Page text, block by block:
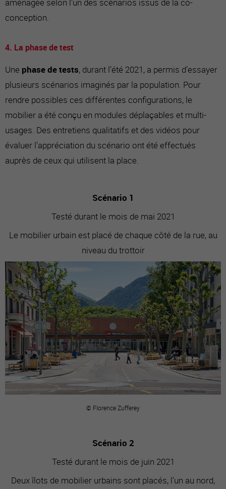
conception.
4. La phase de test
Une phase de tests, durant l’été 2021, a permis d’essayer
plusieurs scénarios imaginés par la population. Pour
rendre possibles ces différentes configurations, le
mobilier a été conçu en modules déplaçables et multi-
usages. Des entretiens qualitatifs et des vidéos pour
évaluer l'appréciation du scénario ont été effectués
auprès de ceux qui utilisent la place.
Scénario 1
Testé durant le mois de mai 2021
Le mobilier urbain est placé de chaque côté de la rue, au
niveau du trottoir
© Florence Zufferey
Scénario 2
Testé durant le mois de juin 2021
Deux îlots de mobilier urbains sont placés, l'un au nord,